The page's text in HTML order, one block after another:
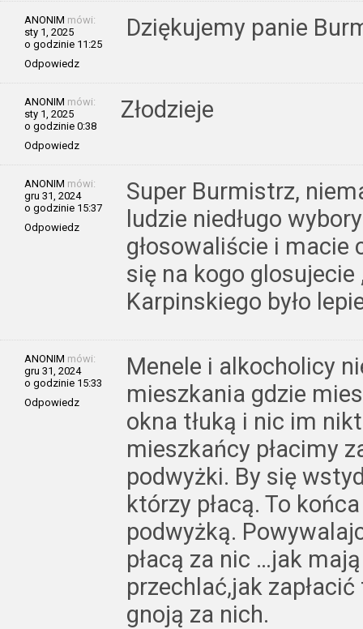
ANONIM mówi:
sty 1, 2025
o godzinie 11:25
Odpowiedz
Dziękujemy panie
ANONIM mówi:
sty 1, 2025
o godzinie 0:38
Odpowiedz
Złodzieje
ANONIM mówi:
gru 31, 2024
o godzinie 15:37
Odpowiedz
Super Burmistrz,
ludzie niedługo
głosowaliście i macie
się na kogo
Karpinskiego było
ANONIM mówi:
gru 31, 2024
o godzinie 15:33
Odpowiedz
Menele i alkocholicy
mieszkania gdzie
okna tłuką i nic im
mieszkańcy płacimy
podwyżki. By się
którzy płacą. To
podwyżką.
płacą za nic …jak
przechlać,jak
gnoją za nich.